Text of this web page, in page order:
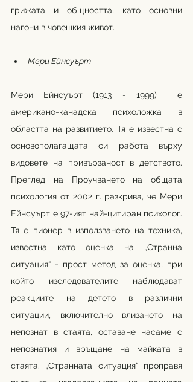
грижата и общността, като основни
нагони в човешкия живот.
Мери Ейнсуърт
Мери Ейнсуърт (1913 - 1999)  е
американо-канадска психоложка в
областта на развитието. Тя е известна с
основополагащата си работа върху
видовете на привързаност в детството.
Преглед на Проучването на общата
психология от 2002 г. разкрива, че Мери
Ейнсуърт е 97-ият най-цитиран психолог.
Тя е пионер в използването на техника,
известна като оценка на „Странна
ситуация“ - прост метод за оценка, при
който изследователите наблюдават
реакциите на детето в различни
ситуации, включително влизането на
непознат в стаята, оставане насаме с
непознатия и връщане на майката в
стаята. „Странната ситуация“ проправя